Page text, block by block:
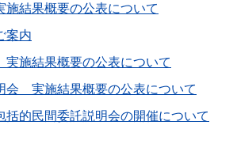
結果概要の公表について
案内
施結果概要の公表について
会 実施結果概要の公表について
括的民間委託説明会の開催について